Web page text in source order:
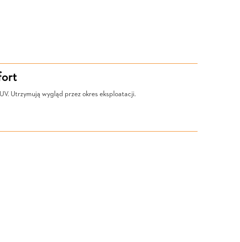
Utrzymują wygląd przez okres eksploatacji.